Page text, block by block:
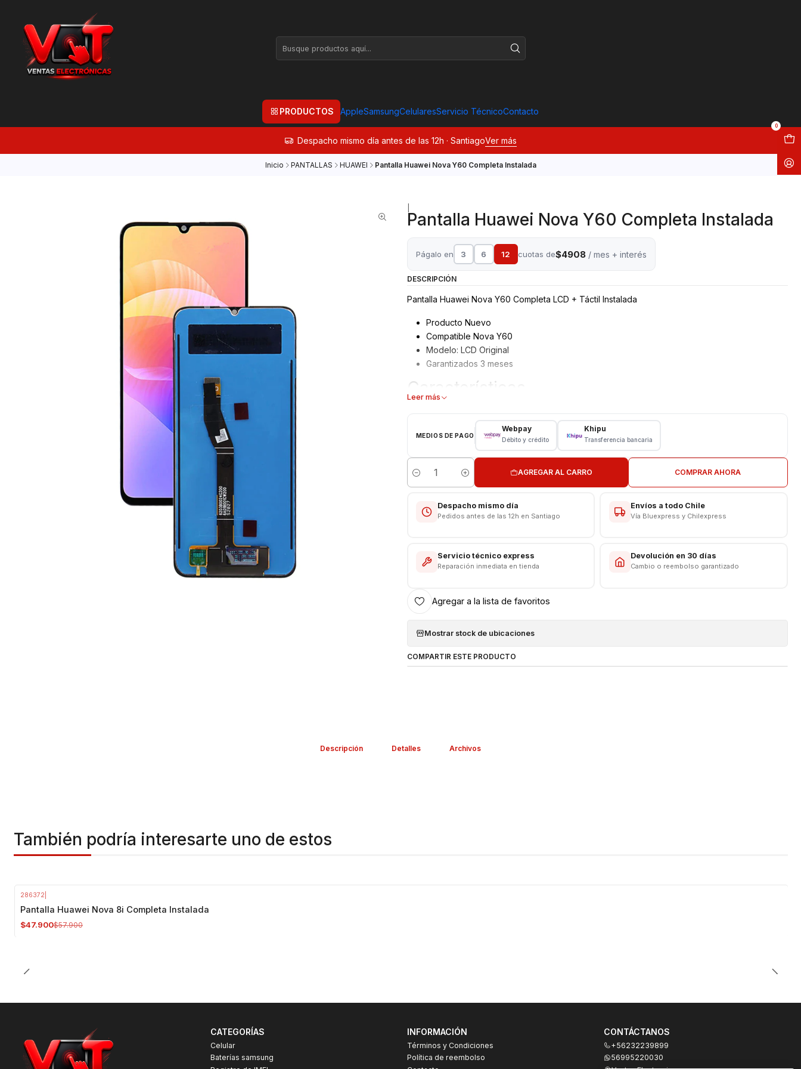
PRODUCTOS AppleSamsungCelularesServicio TécnicoContacto
0
Despacho mismo día antes de las 12h · SantiagoVer más
Inicio PANTALLAS HUAWEI Pantalla Huawei Nova Y60 Completa Instalada
Pantalla Huawei Nova Y60 Completa Instalada
Págalo en 3 6 12 cuotas de$4908/ mes + interés
DESCRIPCIÓN
Pantalla Huawei Nova Y60 Completa LCD + Táctil Instalada
Producto Nuevo
Compatible Nova Y60
Modelo: LCD Original
Garantizados 3 meses
Características
Modelo: Nova Y60
VALOR INCLUYE INSTALACION EN TIENDA
Leer más
MEDIOS DE PAGO
Webpay
Débito y crédito
Khipu
Transferencia bancaria
Cantidad
AGREGAR AL CARRO COMPRAR AHORA
Despacho mismo día
Pedidos antes de las 12h en Santiago
Envíos a todo Chile
Vía Bluexpress y Chilexpress
Servicio técnico express
Reparación inmediata en tienda
Devolución en 30 días
Cambio o reembolso garantizado
Agregar a la lista de favoritos
Mostrar stock de ubicaciones
COMPARTIR ESTE PRODUCTO
Descripción Detalles Archivos
También podría interesarte uno de estos
286372
Pantalla Huawei Nova 8i Completa Instalada
$47.900$57.900
CATEGORÍAS
Celular
Baterías samsung
INFORMACIÓN
Términos y Condiciones
Política de reembolso
CONTÁCTANOS
+56232239899
56995220030